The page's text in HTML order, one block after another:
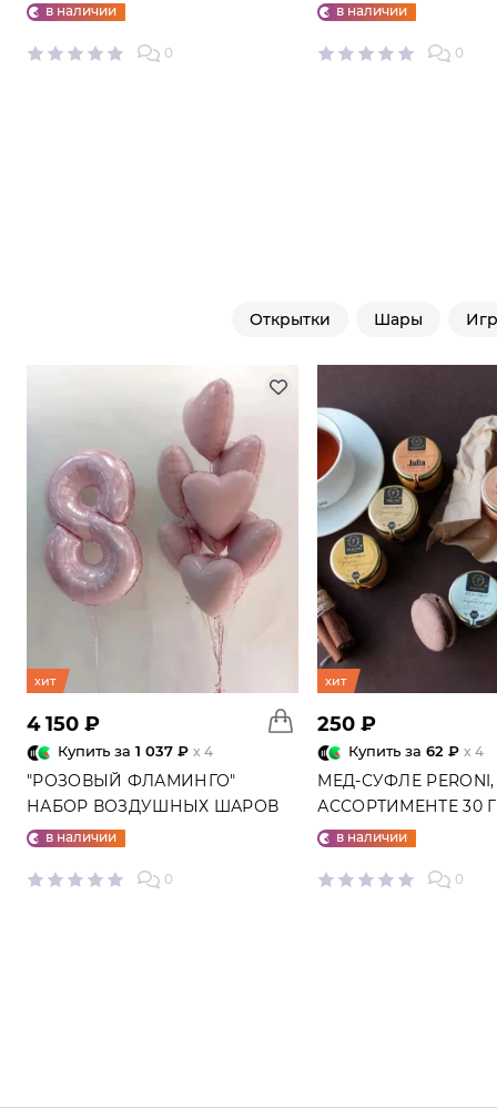
в наличии
0
в наличии
0
Открытки Шары
хит
4 150 ₽
Купить за 1 037 ₽ x 4
"РОЗОВЫЙ ФЛАМИНГО"
НАБОР ВОЗДУШНЫХ ШАРОВ
№25в наличии
0
хит
250 ₽
Купить за 62 ₽ x 4
МЕД-СУФЛЕ
АССОРТИМЕНТЕ 30
в наличии
0